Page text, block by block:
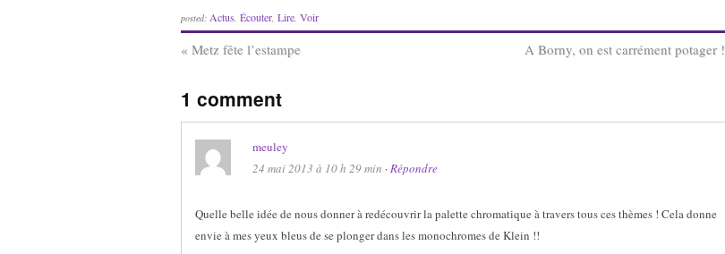
posted: Actus, Écouter, Lire, Voir
« Metz fête l’estampe A Borny, on est carrément potager !
1 comment
meuley
24 mai 2013 à 10 h 29 min ·Répondre
Quelle belle idée de nous donner à redécouvrir la palette chromatique à travers tous ces thèmes ! Cela donne
envie à mes yeux bleus de se plonger dans les monochromes de Klein !!